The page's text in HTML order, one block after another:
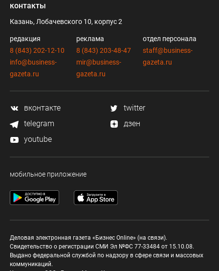
контакты
Казань, Лобачевского 10, корпус 2
редакция
8 (843) 202-12-10
info@business-
gazeta.ru
реклама
8 (843) 203-48-47
mir@business-
gazeta.ru
отдел персонала
staff@business-
gazeta.ru
вконтакте
twitter
telegram
дзен
youtube
мобильное приложение
Деловая электронная газета «Бизнес Online» (на связи).
Свидетельство о регистрации СМИ Эл №ФС 77-33484 от 15.10.08.
Выдано федеральной службой по надзору в сфере связи и массовых
коммуникаций.